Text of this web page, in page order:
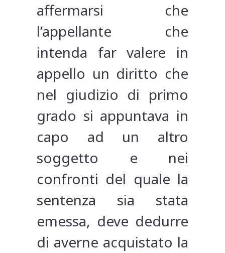
affermarsi che
l’appellante che
intenda far valere in
appello un diritto che
nel giudizio di primo
grado si appuntava in
capo ad un altro
soggetto e nei
confronti del quale la
sentenza sia stata
emessa, deve dedurre
di averne acquistato la